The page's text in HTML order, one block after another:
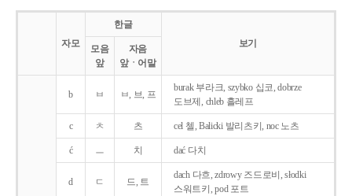
자모
한글
보기
모음
앞
자음
앞ㆍ어말
b ㅂ ㅂ, 브, 프
burak 부라크, szybko 십코, dobrze
도브제, chleb 흘레프
c ㅊ 츠 cel 첼, Balicki 발리츠키, noc 노츠
ć ㅡ 치 dać 다치
d ㄷ 드, 트
dach 다흐, zdrowy 즈드로비, słodki
스워트키, pod 포트